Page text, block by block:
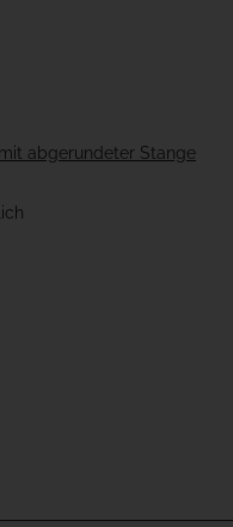
abgerundeter Stange